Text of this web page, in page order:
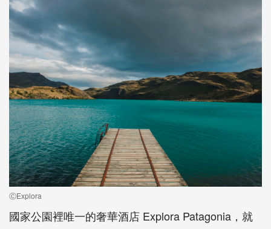
ⒸExplora
國家公園裡唯一的奢華酒店 Explora Patagonia，就